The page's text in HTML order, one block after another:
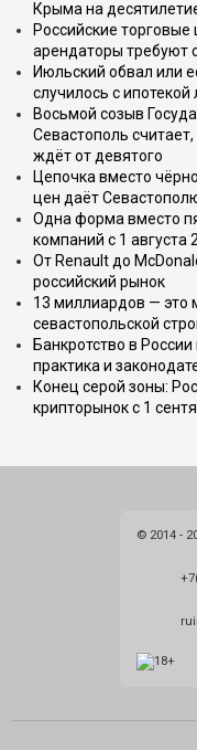
Крыма на
Российские
арендаторы требуют
Июльский обвал или
случилось с ипотекой
Восьмой созыв
Севастополь
ждёт от девятого
Цепочка вместо
цен даёт
Одна форма вместо
компаний с 1 августа
От Renault до
российский рынок
13 миллиардов — это
севастопольской
Банкротство в
практика и
Конец серой зоны:
крипторынок с 1
© 2014 -